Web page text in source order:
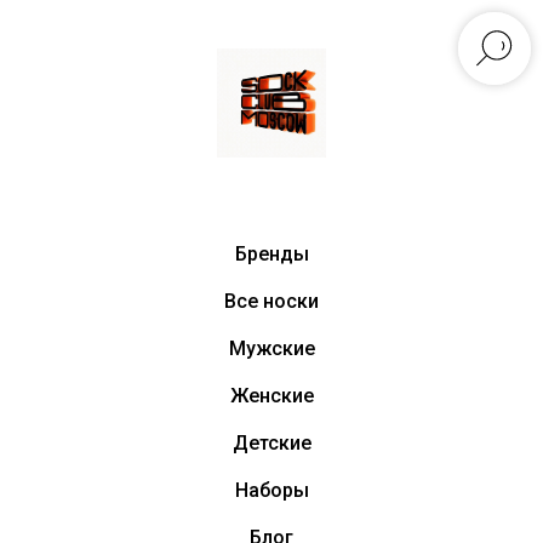
Бренды
Все носки
Мужские
Женские
Детские
Наборы
Блог